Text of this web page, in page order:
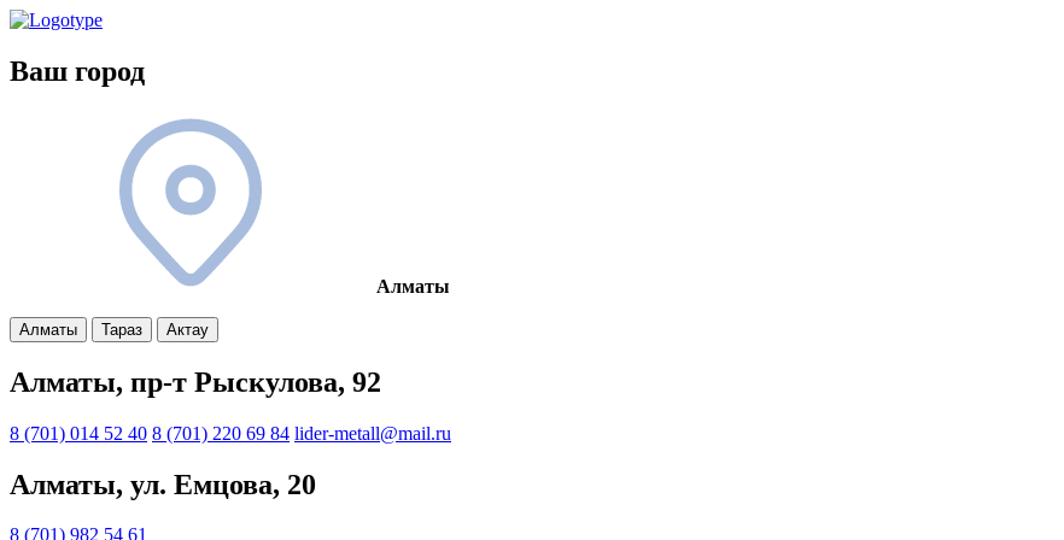
Ваш город
Алматы
Алматы Тараз Актау
Алматы, пр-т Рыскулова, 92
8 (701) 014 52 40 8 (701) 220 69 84 lider-metall@mail.ru
Алматы, ул. Емцова, 20
8 (701) 982 54 61